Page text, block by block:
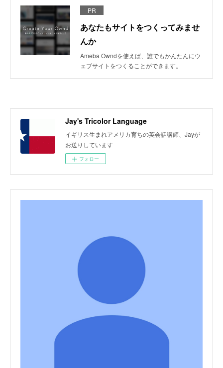
PR
あなたもサイトをつくってみませ
んか
Ameba Owndを使えば、誰でもかんたんにウ
ェブサイトをつくることができます。
Jay's Tricolor Language
イギリス生まれアメリカ育ちの英会話講師、Jayが
お送りしています
フォロー